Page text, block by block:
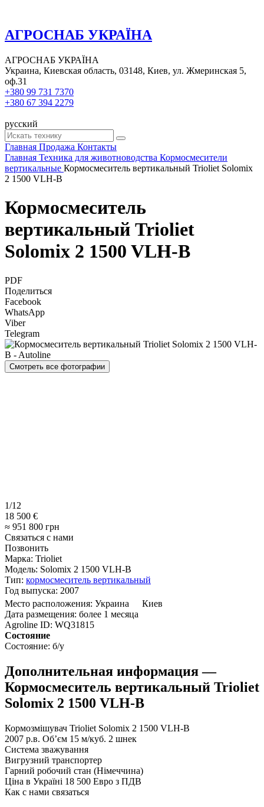
АГРОСНАБ УКРАЇНА
АГРОСНАБ УКРАЇНА
Украина, Киевская область, 03148, Киев, ул. Жмеринская 5,
оф.31
+380 99 731 7370
+380 67 394 2279
русский
Главная Продажа Контакты
Главная Техника для животноводства Кормосмесители
вертикальные Кормосмеситель вертикальный Trioliet Solomix
2 1500 VLH-B
Кормосмеситель
вертикальный Trioliet
Solomix 2 1500 VLH-B
PDF
Поделиться
Facebook
WhatsApp
Viber
Telegram
Смотреть все фотографии
1/12
18 500 €
≈ 951 800 грн
Связаться с нами
Позвонить
Марка: Trioliet
Модель: Solomix 2 1500 VLH-B
Тип: кормосмеситель вертикальный
Год выпуска: 2007
Место расположения: Украина
Киев
Дата размещения: более 1 месяца
Agroline ID: WQ31815
Состояние
Состояние: б/у
Дополнительная информация —
Кормосмеситель вертикальный Trioliet
Solomix 2 1500 VLH-B
Кормозмішувач Trioliet Solomix 2 1500 VLH-B
2007 р.в. Об’єм 15 м/куб. 2 шнек
Система зважування
Вигрузний транспортер
Гарний робочий стан (Німеччина)
Ціна в Україні 18 500 Евро з ПДВ
Как с нами связаться